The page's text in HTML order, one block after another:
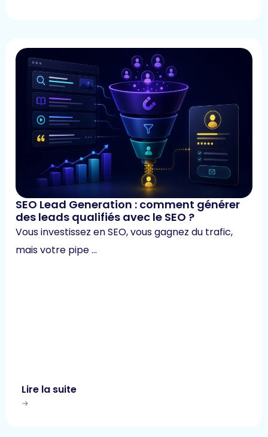
SEO Lead Generation : comment générer
des leads qualifiés avec le SEO ?
Vous investissez en SEO, vous gagnez du trafic,
mais votre pipe …
Lire la suite